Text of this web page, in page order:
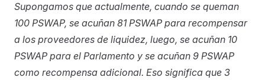
Supongamos que actualmente, cuando se queman
100 PSWAP, se acuñan 81 PSWAP para recompensar
a los proveedores de liquidez, luego, se acuñan 10
PSWAP para el Parlamento y se acuñan 9 PSWAP
como recompensa adicional. Eso significa que 3